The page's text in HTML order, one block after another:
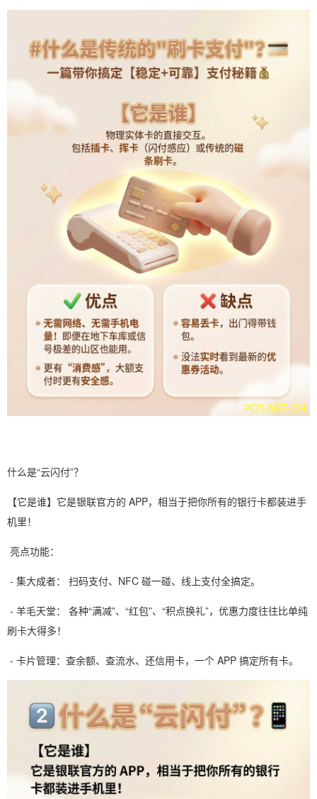
什么是“云闪付”？
【它是谁】它是银联官方的 APP，相当于把你所有的银行卡都装进手
机里！
亮点功能：
- 集大成者： 扫码支付、NFC 碰一碰、线上支付全搞定。
- 羊毛天堂： 各种“满减”、“红包”、“积点换礼”，优惠力度往往比单纯
刷卡大得多！
- 卡片管理：查余额、查流水、还信用卡，一个 APP 搞定所有卡。